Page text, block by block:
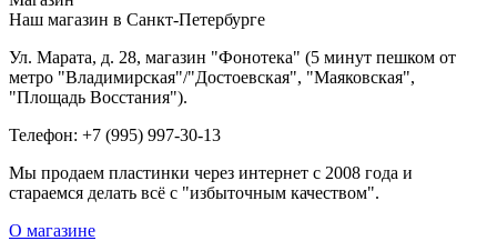
Наш магазин в Санкт-Петербурге
Ул. Марата, д. 28, магазин "Фонотека" (5 минут пешком от
метро "Владимирская"/"Достоевская", "Маяковская",
"Площадь Восстания").
Телефон: +7 (995) 997-30-13
Мы продаем пластинки через интернет c 2008 года и
стараемся делать всё с "избыточным качеством".
О магазине